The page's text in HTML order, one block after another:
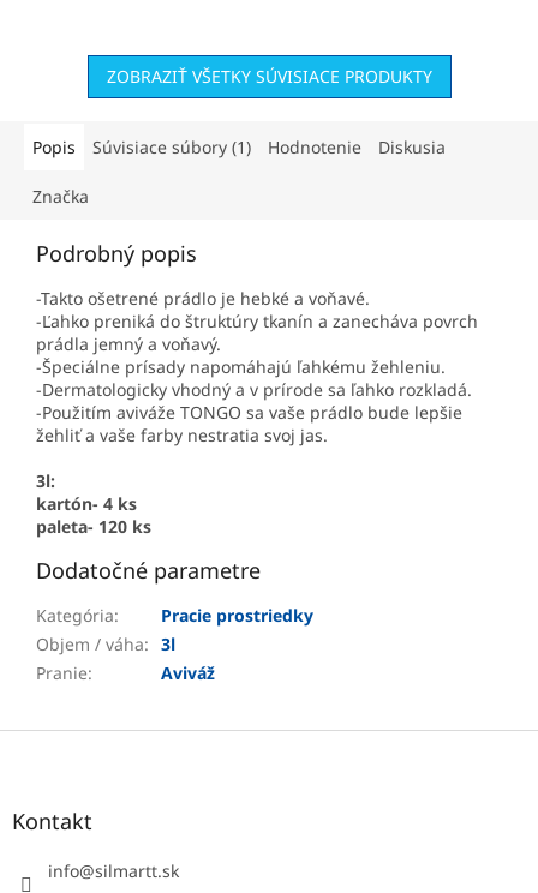
ZOBRAZIŤ VŠETKY SÚVISIACE PRODUKTY
Popis Súvisiace súbory (1) Hodnotenie Diskusia
Značka
Podrobný popis
-Takto ošetrené prádlo je hebké a voňavé.
-Ľahko preniká do štruktúry tkanín a zanecháva povrch
prádla jemný a voňavý.
-Špeciálne prísady napomáhajú ľahkému žehleniu.
-Dermatologicky vhodný a v prírode sa ľahko rozkladá.
-Použitím aviváže TONGO sa vaše prádlo bude lepšie
žehliť a vaše farby nestratia svoj jas.
3l:
kartón- 4 ks
paleta- 120 ks
Dodatočné parametre
Kategória:
Pracie prostriedky
Objem / váha: 3l
Pranie: Aviváž
Z
Kontakt
info@silmartt.sk